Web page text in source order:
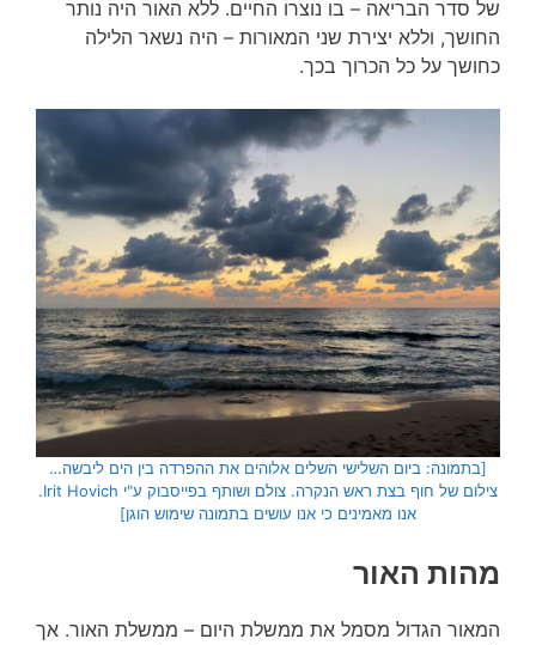
של סדר הבריאה – בו נוצרו החיים. ללא האור היה נותר
החושך, וללא יצירת שני המאורות – היה נשאר הלילה
כחושך על כל הכרוך בכך.
[בתמונה: ביום השלישי השלים אלוהים את ההפרדה בין הים ליבשה…
צילום של חוף בצת ראש הנקרה. צולם ושותף בפייסבוק ע"י Irit Hovich.
אנו מאמינים כי אנו עושים בתמונה שימוש הוגן]
מהות האור
המאור הגדול מסמל את ממשלת היום – ממשלת האור. אך